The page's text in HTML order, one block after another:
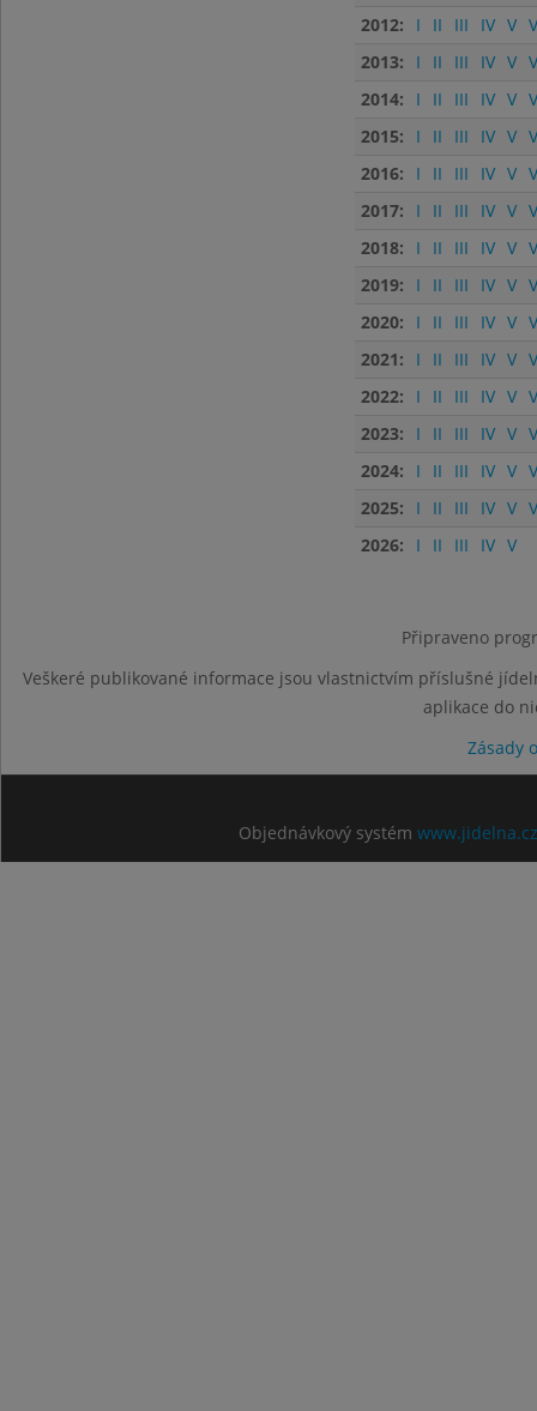
2012:
I II III IV V
2013:
I II III IV V
2014:
I II III IV V
2015:
I II III IV V
2016:
I II III IV V
2017:
I II III IV V
2018:
I II III IV V
2019:
I II III IV V
2020:
I II III IV V
2021:
I II III IV V
2022:
I II III IV V
2023:
I II III IV V
2024:
I II III IV V
2025:
I II III IV V
2026:
I II III IV V
Připraveno
Veškeré publikované informace jsou vlastnictvím příslušné
aplikace do
Zásady
Objednávkový systém www.jidelna.cz